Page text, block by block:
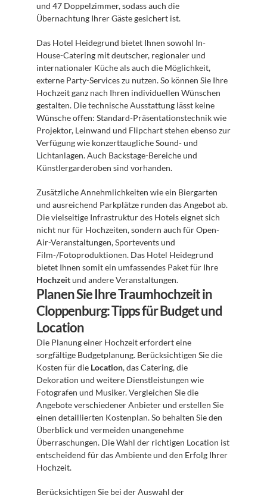
und 47 Doppelzimmer, sodass auch die
Übernachtung Ihrer Gäste gesichert ist.
Das Hotel Heidegrund bietet Ihnen sowohl In-
House-Catering mit deutscher, regionaler und
internationaler Küche als auch die Möglichkeit,
externe Party-Services zu nutzen. So können Sie Ihre
Hochzeit ganz nach Ihren individuellen Wünschen
gestalten. Die technische Ausstattung lässt keine
Wünsche offen: Standard-Präsentationstechnik wie
Projektor, Leinwand und Flipchart stehen ebenso zur
Verfügung wie konzerttaugliche Sound- und
Lichtanlagen. Auch Backstage-Bereiche und
Künstlergarderoben sind vorhanden.
Zusätzliche Annehmlichkeiten wie ein Biergarten
und ausreichend Parkplätze runden das Angebot ab.
Die vielseitige Infrastruktur des Hotels eignet sich
nicht nur für Hochzeiten, sondern auch für Open-
Air-Veranstaltungen, Sportevents und
Film-/Fotoproduktionen. Das Hotel Heidegrund
Hochzeit und andere Veranstaltungen.
Planen Sie Ihre Traumhochzeit in
Cloppenburg: Tipps für Budget und
Location
Die Planung einer Hochzeit erfordert eine
sorgfältige Budgetplanung. Berücksichtigen Sie die
Kosten für die Location, das Catering, die
Dekoration und weitere Dienstleistungen wie
Fotografen und Musiker. Vergleichen Sie die
Angebote verschiedener Anbieter und erstellen Sie
einen detaillierten Kostenplan. So behalten Sie den
Überblick und vermeiden unangenehme
Überraschungen. Die Wahl der richtigen Location ist
entscheidend für das Ambiente und den Erfolg Ihrer
Hochzeit.